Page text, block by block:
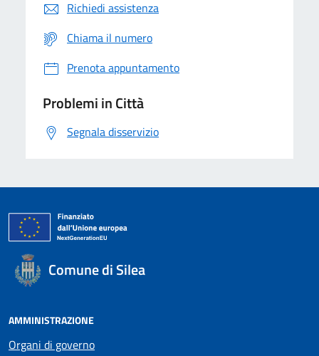
Richiedi assistenza
Chiama il numero
Prenota appuntamento
Problemi in Città
Segnala disservizio
Comune di Silea
AMMINISTRAZIONE
Organi di governo